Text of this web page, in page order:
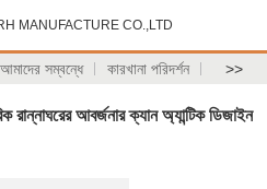
MANUFACTURE CO.,LTD
আমাদের সম্বন্ধে কারখানা পরিদর্শন >>
রান্নাঘরের আবর্জনার ক্যান অ্যান্টিক ডিজাইন